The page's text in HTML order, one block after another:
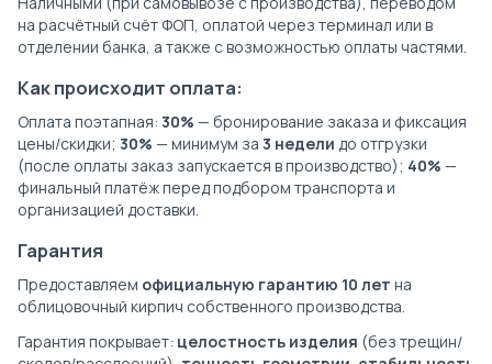
на расчётный счёт ФОП, оплатой через терминал или в
отделении банка, а также с возможностью оплаты частями.
Как происходит оплата:
Оплата поэтапная: 30% — бронирование заказа и фиксация
цены/скидки; 30% — минимум за 3 недели до отгрузки
(после оплаты заказ запускается в производство); 40% —
финальный платёж перед подбором транспорта и
организацией доставки.
Гарантия
Предоставляем официальную гарантию 10 лет на
облицовочный кирпич собственного производства.
Гарантия покрывает: целостность изделия (без трещин/